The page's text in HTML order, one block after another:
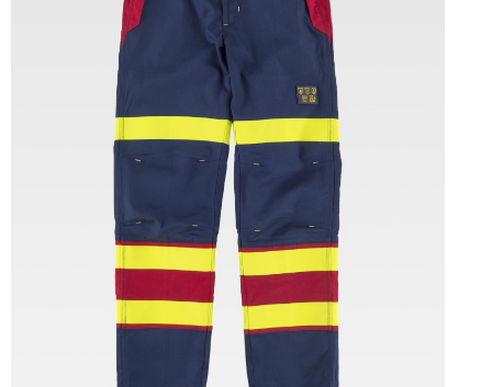
Tallas: S, M, L, XL, XXL